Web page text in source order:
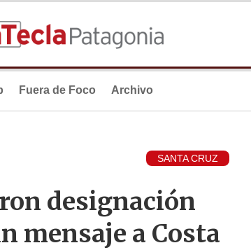
Fuera de Foco Archivo
SANTA CRUZ
designación
mensaje a Costa